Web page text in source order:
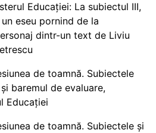
Educației: La subiectul III,
eseu pornind de la
dintr-un text de Liviu
de toamnă. Subiectele
baremul de evaluare,
Educației
de toamnă. Subiectele și